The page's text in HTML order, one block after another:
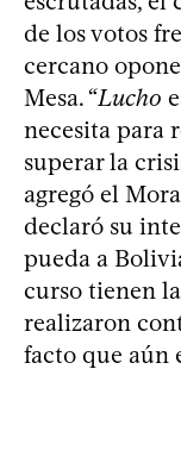
de los votos
cercano
Mesa. “Lucho
necesita para
superar la
agregó el
declaró su
pueda a
curso tienen
realizaron
facto que aún